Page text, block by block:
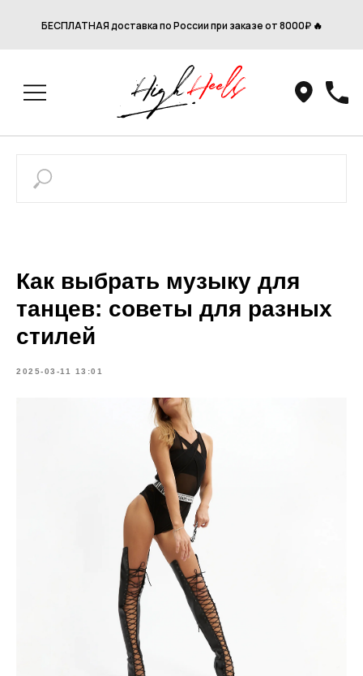
БЕСПЛАТНАЯ доставка по России при заказе от 8000₽ 🔥
Как выбрать музыку для
танцев: советы для разных
стилей
2025-03-11 13:01